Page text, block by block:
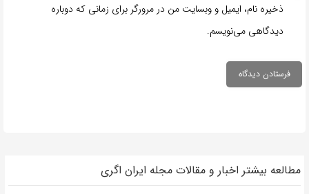
ذخیره نام، ایمیل و وبسایت من در مرورگر برای زمانی که دوباره
دیدگاهی می‌نویسم.
مطالعه بیشتر اخبار و مقالات مجله ایران اگری